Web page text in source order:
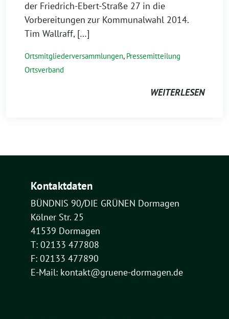
der Friedrich-Ebert-Straße 27 in die
Vorbereitungen zur Kommunalwahl 2014.
Tim Wallraff, […]
Ortsmitgliederversammlungen, Pressemitteilung
Ortsverband
WEITERLESEN
Kontaktdaten
BÜNDNIS 90/DIE GRÜNEN Dormagen
Kölner Str. 25
41539 Dormagen
T: 02133 477808
F: 02133 477890
E-Mail: kontakt@gruene-dormagen.de